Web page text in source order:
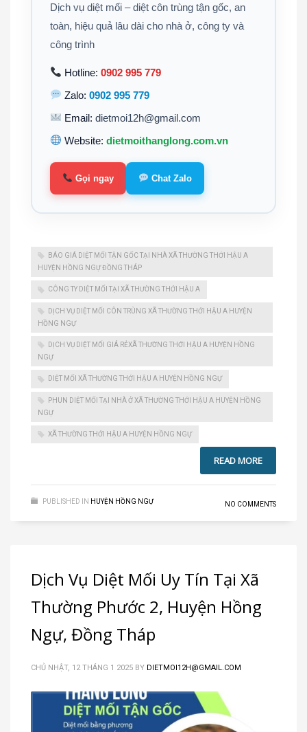
Dịch vụ diệt mối – diệt côn trùng tận gốc, an
toàn, hiệu quả lâu dài cho nhà ở, công ty và
công trình
Hotline:0902 995 779
Zalo:0902 995 779
Email:dietmoi12h@gmail.com
Website:dietmoithanglong.com.vn
Gọi ngay Chat Zalo
BÁO GIÁ DIỆT MỐI TẬN GỐC TẠI NHÀ XÃ THƯỜNG THỚI HẬU A
HUYỆN HỒNG NGỰ ĐỒNG THÁP
CÔNG TY DIỆT MỐI TẠI XÃ THƯỜNG THỚI HẬU A
DỊCH VỤ DIỆT MỐI CÔN TRÙNG XÃ THƯỜNG THỚI HẬU A HUYỆN
HỒNG NGỰ
DỊCH VỤ DIỆT MỐI GIÁ RẺXÃ THƯỜNG THỚI HẬU A HUYỆN HỒNG
NGỰ
DIỆT MỐI XÃ THƯỜNG THỚI HẬU A HUYỆN HỒNG NGỰ
PHUN DIỆT MỐI TẠI NHÀ Ở XÃ THƯỜNG THỚI HẬU A HUYỆN HỒNG
NGỰ
XÃ THƯỜNG THỚI HẬU A HUYỆN HỒNG NGỰ
READ MORE
PUBLISHED IN HUYỆN HỒNG NGỰ NO COMMENTS
Dịch Vụ Diệt Mối Uy Tín Tại Xã
Thường Phước 2, Huyện Hồng
Ngự, Đồng Tháp
CHỦ NHẬT, 12 THÁNG 1 2025 BY DIETMOI12H@GMAIL.COM